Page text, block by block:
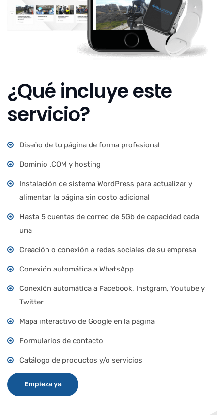
¿Qué incluye este
servicio?
Diseño de tu página de forma profesional
Dominio .COM y hosting
Instalación de sistema WordPress para actualizar y
alimentar la página sin costo adicional
Hasta 5 cuentas de correo de 5Gb de capacidad cada
una
Creación o conexión a redes sociales de su empresa
Conexión automática a WhatsApp
Conexión automática a Facebook, Instgram, Youtube y
Twitter
Mapa interactivo de Google en la página
Formularios de contacto
Catálogo de productos y/o servicios
Empieza ya